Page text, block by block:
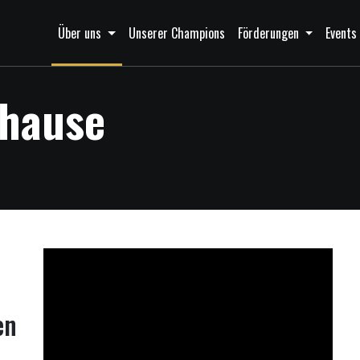
Über uns Unserer Champions Förderungen Events